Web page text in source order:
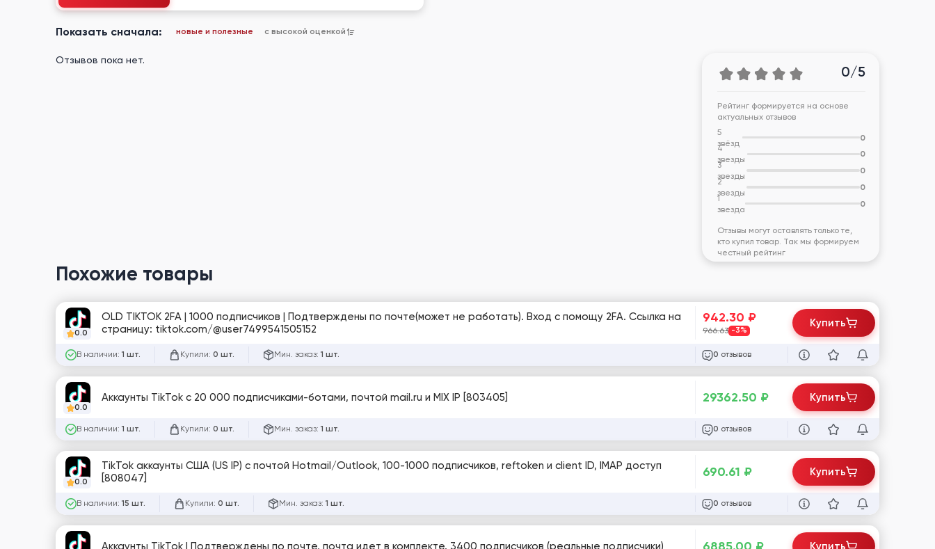
Показать сначала: новые и полезные с высокой оценкой
Отзывов пока нет.
0/5
Рейтинг формируется на основе
актуальных отзывов
5
звёзд
0
4
звезды
0
3
звезды
0
2
звезды
0
1
звезда
0
Отзывы могут оставлять только те,
кто купил товар. Так мы формируем
честный рейтинг
Похожие товары
0.0
OLD TIKTOK 2FA | 1000 подписчиков | Подтверждены по почте(может не работать). Вход с помощу 2FA. Ссылка на
страницу: tiktok.com/@user7499541505152
В наличии: 1 шт. Купили: 0 шт. Мин. заказ: 1 шт.
942.30 ₽
966.63 -3%
0 отзывов
Купить
0.0
Аккаунты TikTok с 20 000 подписчиками-ботами, почтой mail.ru и MIX IP [803405]
В наличии: 1 шт. Купили: 0 шт. Мин. заказ: 1 шт.
29362.50 ₽
0 отзывов
Купить
0.0
TikTok аккаунты США (US IP) с почтой Hotmail/Outlook, 100-1000 подписчиков, reftoken и client ID, IMAP доступ
[808047]
В наличии: 15 шт. Купили: 0 шт. Мин. заказ: 1 шт.
690.61 ₽
0 отзывов
Купить
Аккаунты TikTok | Подтверждены по почте, почта идет в комплекте. 3400 подписчиков (реальные подписчики) Купить